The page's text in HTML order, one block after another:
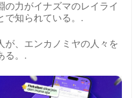
の力がイナズマのレイライ
で知られている。.
が、エンカノミヤの人々を
る。.